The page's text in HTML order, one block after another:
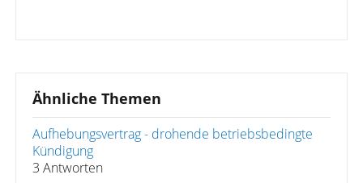
Ähnliche Themen
Aufhebungsvertrag - drohende betriebsbedingte
Kündigung
3 Antworten